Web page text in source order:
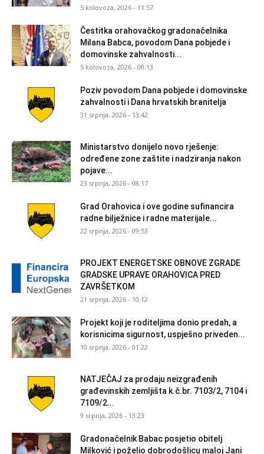
5 kolovoza, 2026 - 11:57
Čestitka orahovačkog gradonačelnika
Milana Babca, povodom Dana pobjede i
domovinske zahvalnosti...
5 kolovoza, 2026 - 08:13
Poziv povodom Dana pobjede i domovinske
zahvalnosti i Dana hrvatskih branitelja
31 srpnja, 2026 - 13:42
Ministarstvo donijelo novo rješenje:
određene zone zaštite i nadziranja nakon
pojave...
23 srpnja, 2026 - 08:17
Grad Orahovica i ove godine sufinancira
radne bilježnice i radne materijale...
22 srpnja, 2026 - 09:53
PROJEKT ENERGETSKE OBNOVE ZGRADE
GRADSKE UPRAVE ORAHOVICA PRED
ZAVRŠETKOM
21 srpnja, 2026 - 10:12
Projekt koji je roditeljima donio predah, a
korisnicima sigurnost, uspješno priveden...
10 srpnja, 2026 - 01:22
NATJEČAJ za prodaju neizgrađenih
građevinskih zemljišta k.č.br. 7103/2, 7104 i
7109/2...
9 srpnja, 2026 - 13:23
Gradonačelnik Babac posjetio obitelj
Milković i poželio dobrodošlicu maloj Jani